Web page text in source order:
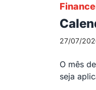
27/07/
O mês
seja